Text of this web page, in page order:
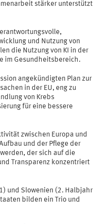
stärker unterstützt
und Nutzung von
die Nutzung von KI in der
im Gesundheitsbereich.
angekündigten Plan zur
in der EU, eng zu
von Krebs
für eine bessere
zwischen Europa und
und der Pflege der
der sich auf die
Transparenz konzentriert
und Slowenien (2. Halbjahr
bilden ein Trio und